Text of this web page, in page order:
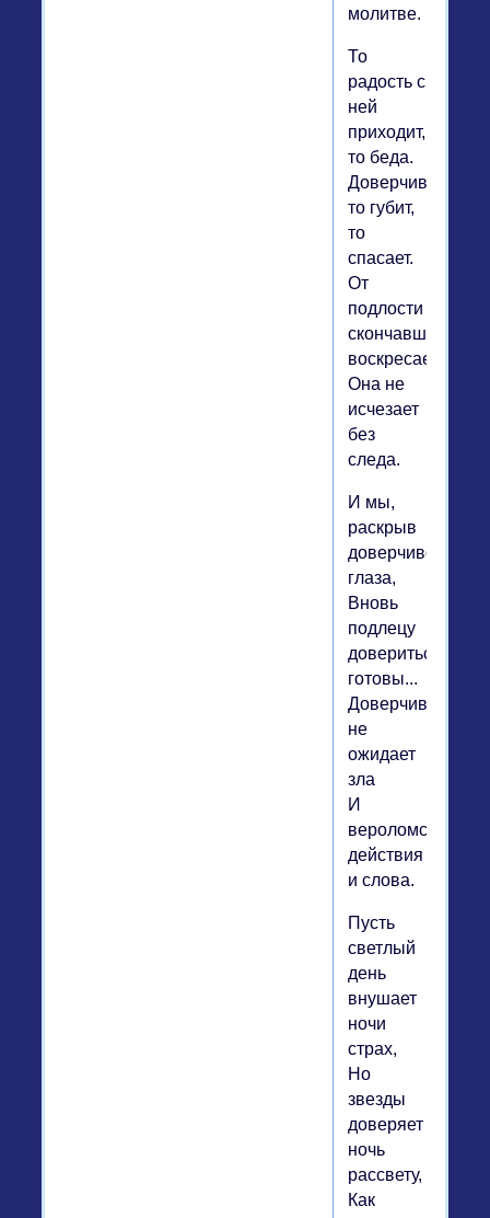
молитве.
То
радость с
ней
приходит,
то беда.
Доверчивость
то губит,
то
спасает.
От
подлости
скончавшись,
воскресает:
Она не
исчезает
без
следа.
И мы,
раскрыв
доверчиво
глаза,
Вновь
подлецу
довериться
готовы...
Доверчивость
не
ожидает
зла
И
вероломства
действия
и слова.
Пусть
светлый
день
внушает
ночи
страх,
Но
звезды
доверяет
ночь
рассвету,
Как